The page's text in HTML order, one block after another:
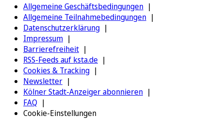
Allgemeine Geschäftsbedingungen
Allgemeine Teilnahmebedingungen
Datenschutzerklärung
Impressum
Barrierefreiheit
RSS-Feeds auf ksta.de
Cookies & Tracking
Newsletter
Kölner Stadt-Anzeiger abonnieren
FAQ
Cookie-Einstellungen